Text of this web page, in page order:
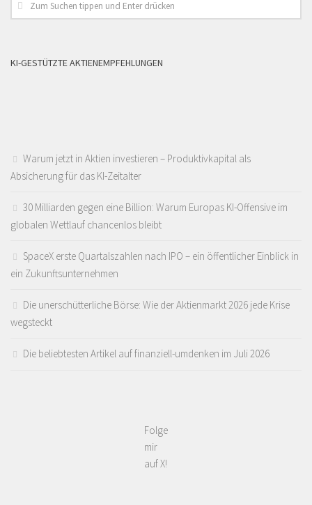
KI-GESTÜTZTE AKTIENEMPFEHLUNGEN
Warum jetzt in Aktien investieren – Produktivkapital als
Absicherung für das KI-Zeitalter
30 Milliarden gegen eine Billion: Warum Europas KI-Offensive im
globalen Wettlauf chancenlos bleibt
SpaceX erste Quartalszahlen nach IPO – ein öffentlicher Einblick in
ein Zukunftsunternehmen
Die unerschütterliche Börse: Wie der Aktienmarkt 2026 jede Krise
wegsteckt
Die beliebtesten Artikel auf finanziell-umdenken im Juli 2026
Folge
mir
auf X!